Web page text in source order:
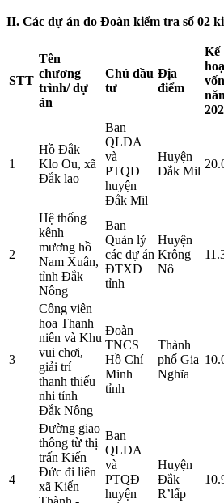
II. Các dự án do Đoàn kiểm tra số 02
STT
Tên
chương
trình/ dự
án
Chủ đầu
tư
Địa
điểm
Kế
vốn
1
Hồ Đắk
Klo Ou, xã
Đắk lao
Ban
QLDA
và
PTQĐ
huyện
Đắk Mil
Huyện
Đắk Mil
2
Hệ thống
kênh
mương hồ
Nam Xuân,
tỉnh Đắk
Nông
Ban
Quản lý
các dự án
ĐTXD
tỉnh
Huyện
Krông
Nô
3
Công viên
hoa Thanh
niên và Khu
vui chơi,
giải trí
thanh thiếu
nhi tỉnh
Đắk Nông
Đoàn
TNCS
Hồ Chí
Minh
tỉnh
Thành
phố Gia
Nghĩa
4
Đường giao
thông từ thị
trấn Kiến
Đức đi liên
xã Kiến
Ban
QLDA
và
PTQĐ
huyện
Huyện
Đắk
R’lấp